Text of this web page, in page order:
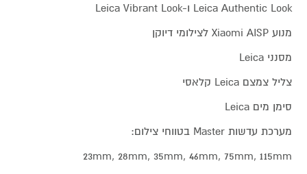
Leica Authentic Look ו-Leica Vibrant Look
מנוע Xiaomi AISP לצילומי דיוקן
מסנני Leica
צליל צמצם Leica קלאסי
סימן מים Leica
מערכת עדשות Master בטווחי צילום:
23mm, 28mm, 35mm, 46mm, 75mm, 115mm